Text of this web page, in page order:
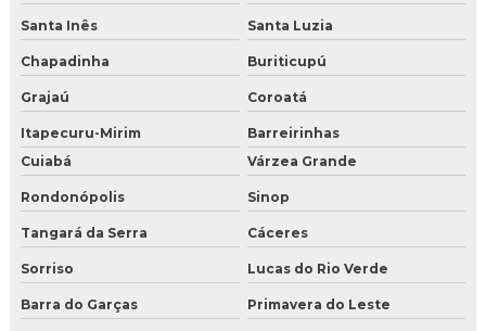
Santa Inês Santa Luzia
Chapadinha Buriticupú
Grajaú Coroatá
Itapecuru-Mirim
Barreirinhas
Cuiabá
Várzea Grande
Rondonópolis Sinop
Tangará da Serra Cáceres
Sorriso Lucas do Rio Verde
Barra do Garças Primavera do Leste